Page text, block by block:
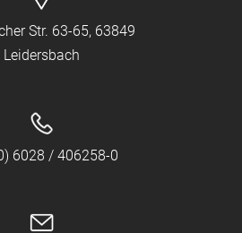
Str. 63-65, 63849
Leidersbach
6028 / 406258-0